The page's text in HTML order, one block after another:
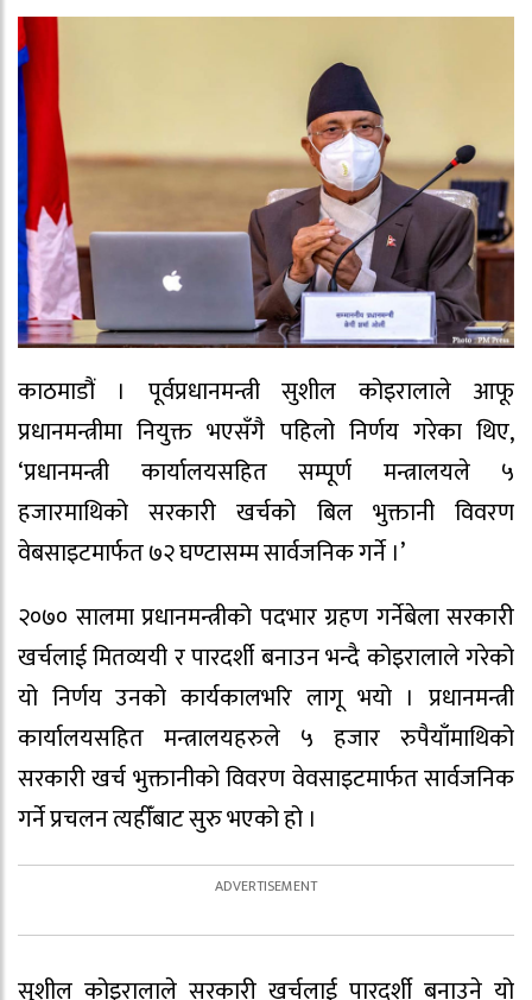
काठमाडौं । पूर्वप्रधानमन्त्री सुशील कोइरालाले आफू
प्रधानमन्त्रीमा नियुक्त भएसँगै पहिलो निर्णय गरेका थिए,
‘प्रधानमन्त्री कार्यालयसहित सम्पूर्ण मन्त्रालयले ५
हजारमाथिको सरकारी खर्चको बिल भुक्तानी विवरण
वेबसाइटमार्फत ७२ घण्टासम्म सार्वजनिक गर्ने ।’
२०७० सालमा प्रधानमन्त्रीको पदभार ग्रहण गर्नेबेला सरकारी
खर्चलाई मितव्ययी र पारदर्शी बनाउन भन्दै कोइरालाले गरेको
यो निर्णय उनको कार्यकालभरि लागू भयो । प्रधानमन्त्री
कार्यालयसहित मन्त्रालयहरुले ५ हजार रुपैयाँमाथिको
सरकारी खर्च भुक्तानीको विवरण वेवसाइटमार्फत सार्वजनिक
गर्ने प्रचलन त्यहीँबाट सुरु भएको हो ।